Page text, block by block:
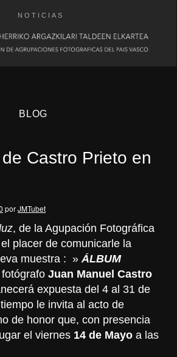
NOTICIAS
BLOG
Castro Prieto en
porJMTubet
, de la Agupación Fotográfica
placer de comunicarle la
muestra : » ÁLBUM
Juan Manuel Castro
expuesta del 4 al 31 de
le invita al acto de
de honor que, con presencia
el viernes 14 de Mayo a las